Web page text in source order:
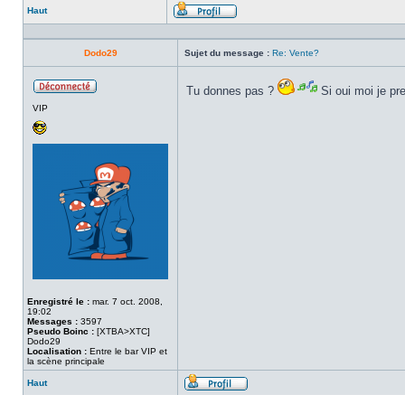
Haut
Profil
Dodo29 Sujet du message : Re: Vente?
VIP
Enregistré le : mar. 7 oct. 2008,
19:02
Messages : 3597
Pseudo Boinc : [XTBA>XTC]
Dodo29
Localisation : Entre le bar VIP et
la scène principale
Tu donnes pas ? Si oui moi je
Haut